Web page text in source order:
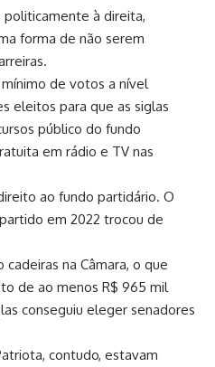
à direita,
forma de não serem
de votos a nível
eleitos para que as siglas
público do fundo
em rádio e TV nas
ao fundo partidário. O
em 2022 trocou de
na Câmara, o que
de ao menos R$ 965 mil
conseguiu eleger senadores
contudo, estavam